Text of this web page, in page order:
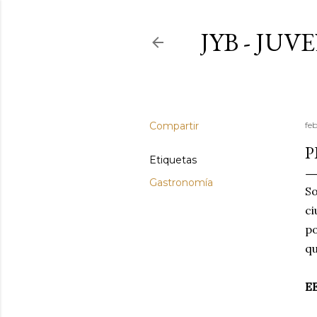
JYB -
Compartir
Etiquetas
Gastronomía